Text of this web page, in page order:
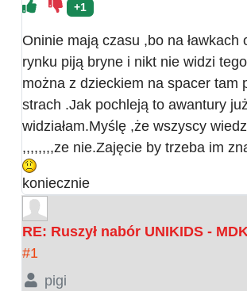
+1
Oninie mają czasu ,bo na ławkach
rynku piją bryne i nikt nie widzi
można z dzieckiem na spacer tam
strach .Jak pochleją to awantury już
widziałam.Myślę ,że wszyscy
,,,,,,,,ze nie.Zajęcie by trzeba im
koniecznie
RE: Ruszył nabór UNIKIDS -
#1
pigi